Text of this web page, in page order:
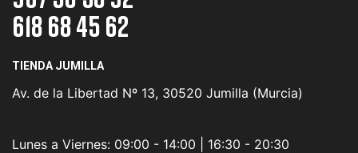
618 68 45 62
TIENDA JUMILLA
Av. de la Libertad Nº 13, 30520 Jumilla (Murcia)
Lunes a Viernes: 09:00 - 14:00 | 16:30 - 20:30